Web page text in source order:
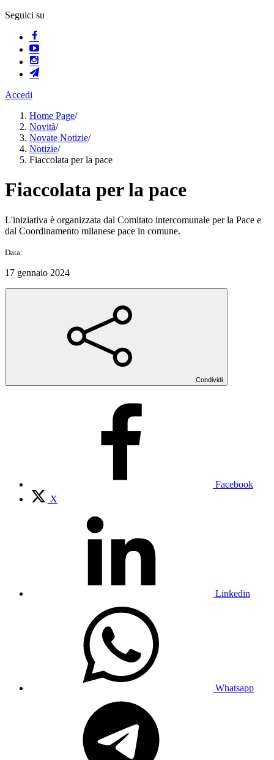
Seguici su
Accedi
Home Page/
Novità/
Novate Notizie/
Notizie/
Fiaccolata per la pace
Fiaccolata per la pace
L'iniziativa è organizzata dal Comitato intercomunale per la Pace e
dal Coordinamento milanese pace in comune.
Data:
17 gennaio 2024
Condividi
Facebook
X
Linkedin
Whatsapp